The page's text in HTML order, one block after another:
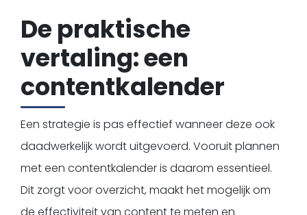
De praktische
vertaling: een
contentkalender
Een strategie is pas effectief wanneer deze ook
daadwerkelijk wordt uitgevoerd. Vooruit plannen
met een contentkalender is daarom essentieel.
Dit zorgt voor overzicht, maakt het mogelijk om